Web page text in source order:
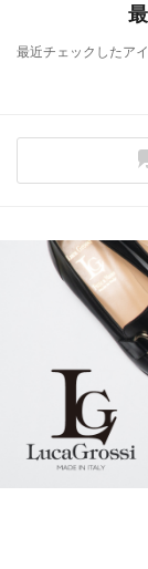
最近チェックしたア